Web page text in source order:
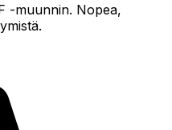
-muunnin. Nopea,